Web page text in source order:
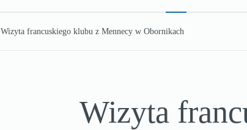
Wizyta francuskiego klubu z Mennecy w Obornikach
Wizyta